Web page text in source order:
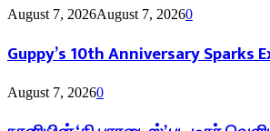
August 7, 2026August 7, 20260
Guppy’s 10th Anniversary Sparks
August 7, 20260